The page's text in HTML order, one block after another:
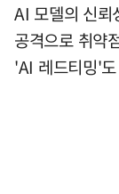
AI 모델의 신뢰
공격으로 취약
'AI 레드티밍'